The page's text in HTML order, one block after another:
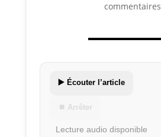
commentaires
▶️ Écouter l’article
⏹ Arrêter
Lecture audio disponible